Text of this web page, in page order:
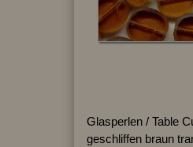
Glasperlen / Table
geschliffen braun